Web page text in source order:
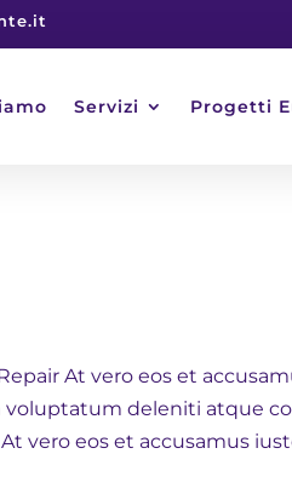
Servizi Progetti
At vero eos et
deleniti atque
vero eos et accusamus